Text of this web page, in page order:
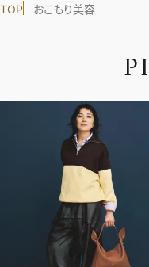
TOP おこもり美容
PI